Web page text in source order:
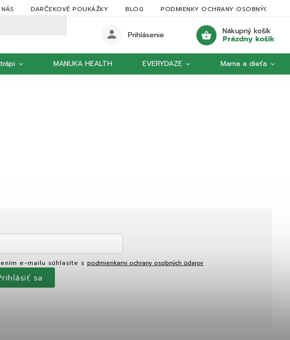
DARČEKOVÉ POUKÁŽKY BLOG PODMIENKY OCHRANY OSOBNÝCH
Nákupný košík
Prázdny košík
Prihlásenie
MANUKA HEALTH EVERYDAZE Mama a dieťa
e-mailu súhlasíte spodmienkami ochrany osobných údajov
sa